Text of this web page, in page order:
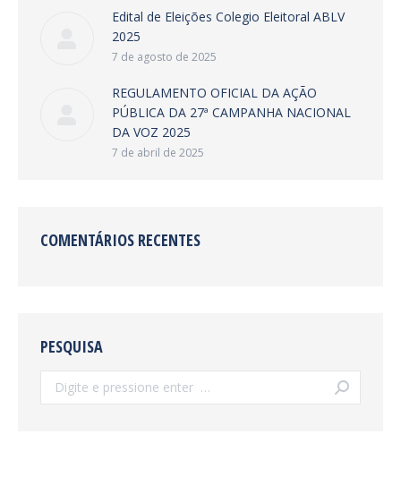
Edital de Eleições Colegio Eleitoral ABLV
2025
7 de agosto de 2025
REGULAMENTO OFICIAL DA AÇÃO
PÚBLICA DA 27ª CAMPANHA NACIONAL
DA VOZ 2025
7 de abril de 2025
COMENTÁRIOS RECENTES
PESQUISA
Search: